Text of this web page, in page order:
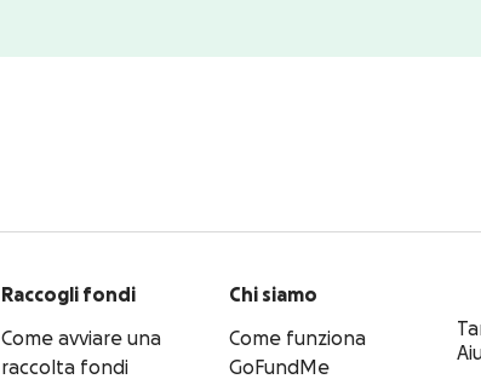
Raccogli fondi
Come avviare una
raccolta fondi
Chi siamo
Come funziona
GoFundMe